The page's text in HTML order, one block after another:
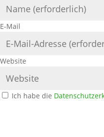
E-Mail
Website
Ich habe die